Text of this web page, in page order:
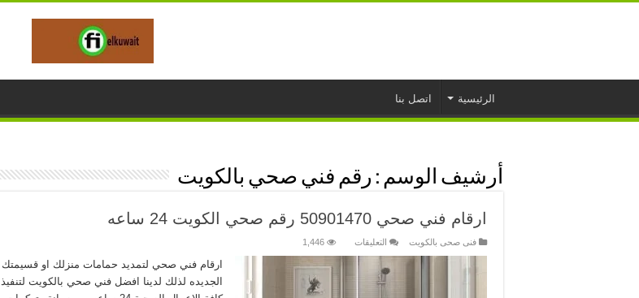
الرئيسية اتصل بنا
أرشيف الوسم : رقم فني صحي بالكويت
ارقام فني صحي 50901470 رقم صحي الكويت 24 ساعه
فنى صحى بالكويت التعليقات
50901470
1,446
ارقام فني صحي لتمديد حمامات منزلك او قسيمتك
الجديده لذلك لدينا افضل فني صحي بالكويت لتنفيذ